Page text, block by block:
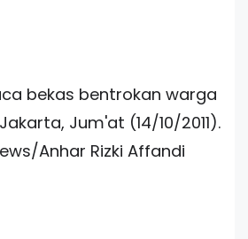
bekas bentrokan warga
Jum'at (14/10/2011).
Anhar Rizki Affandi